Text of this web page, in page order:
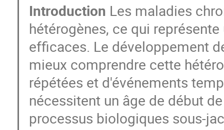
Introduction Les maladies
hétérogènes, ce qui
efficaces. Le développement
mieux comprendre cette
répétées et d'événements
nécessitent un âge de début
processus biologiques sous-